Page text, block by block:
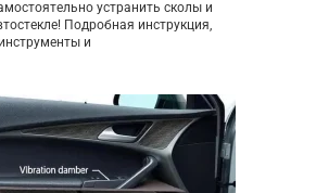
устранить сколы и
Подробная инструкция,
и